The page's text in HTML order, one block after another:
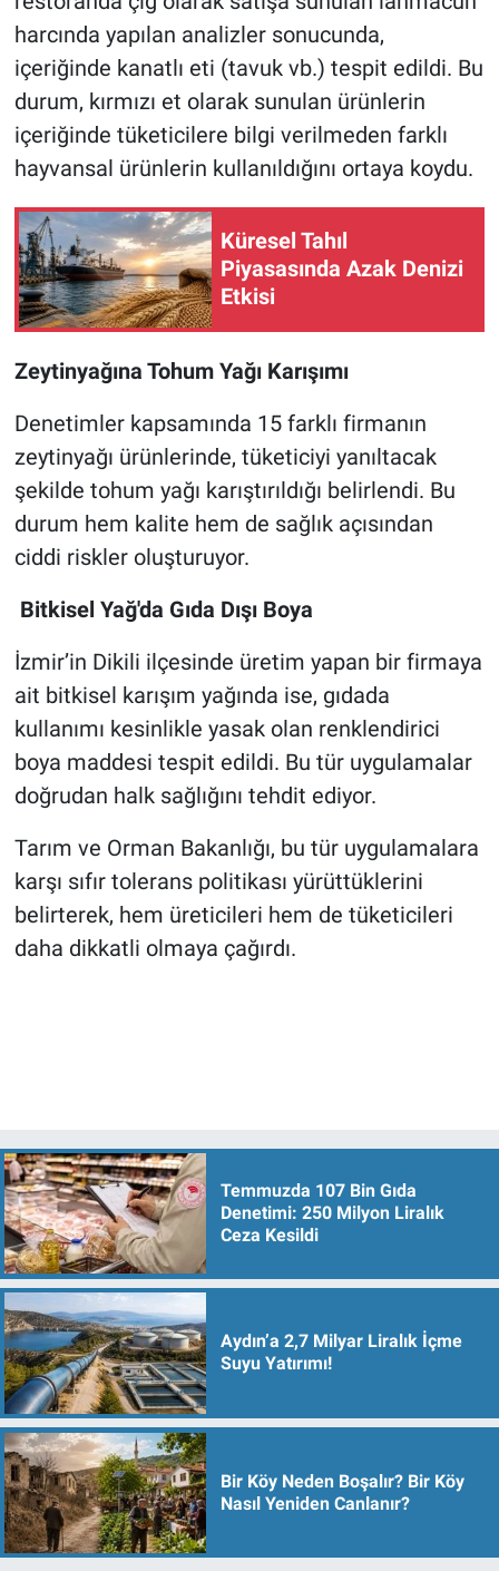
harcında yapılan analizler sonucunda,
içeriğinde kanatlı eti (tavuk vb.) tespit edildi. Bu
durum, kırmızı et olarak sunulan ürünlerin
içeriğinde tüketicilere bilgi verilmeden farklı
hayvansal ürünlerin kullanıldığını ortaya koydu.
Küresel Tahıl
Piyasasında Azak Denizi
Etkisi
Zeytinyağına Tohum Yağı Karışımı
Denetimler kapsamında 15 farklı firmanın
zeytinyağı ürünlerinde, tüketiciyi yanıltacak
şekilde tohum yağı karıştırıldığı belirlendi. Bu
durum hem kalite hem de sağlık açısından
ciddi riskler oluşturuyor.
Bitkisel Yağ'da Gıda Dışı Boya
İzmir’in Dikili ilçesinde üretim yapan bir firmaya
ait bitkisel karışım yağında ise, gıdada
kullanımı kesinlikle yasak olan renklendirici
boya maddesi tespit edildi. Bu tür uygulamalar
doğrudan halk sağlığını tehdit ediyor.
Tarım ve Orman Bakanlığı, bu tür uygulamalara
karşı sıfır tolerans politikası yürüttüklerini
belirterek, hem üreticileri hem de tüketicileri
daha dikkatli olmaya çağırdı.
Temmuzda 107 Bin Gıda
Denetimi: 250 Milyon Liralık
Ceza Kesildi
Aydın’a 2,7 Milyar Liralık İçme
Suyu Yatırımı!
Bir Köy Neden Boşalır? Bir Köy
Nasıl Yeniden Canlanır?